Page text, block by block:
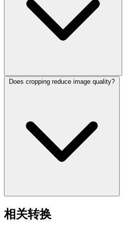
Does cropping reduce image quality?
相关转换